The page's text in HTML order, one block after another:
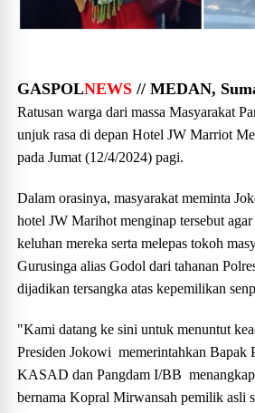
GASPOLNEWS // MEDAN,
Ratusan warga dari massa Masyarakat
unjuk rasa di depan Hotel JW Marriot
pada Jumat (12/4/2024) pagi.
Dalam orasinya, masyarakat meminta
hotel JW Marihot menginap tersebut
keluhan mereka serta melepas tokoh
Gurusinga alias Godol dari tahanan
dijadikan tersangka atas kepemilikan
"Kami datang ke sini untuk menuntut
Presiden Jokowi memerintahkan Bapak
KASAD dan Pangdam I/BB
bernama Kopral Mirwansah pemilik asli